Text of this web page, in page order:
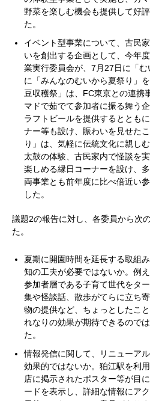
野菜を楽しむ機会も提供して好
た。
イベント型事業について、古民
いを創出する企画として、今年
業実行委員会が、7月27日に「
に「みんなのむいから夏祭り」
豆収穫祭」は、FC東京との連携
マドで茹でて参加者に振る舞う
ラフトビールを提供するととも
ナー等も設け、賑わいを見せた
り」は、気軽に伝統文化に親し
太鼓の体験、古民家内で怪談を
楽しめる縁日コーナーを設け、
両事業とも前年度に比べ倍近い
した。
議題2の報告に対し、各委員から次
た。
夏期に開園時間を延長する取組
知の工夫が必要ではないか。例
参加者層である子育て世代をタ
集や怪談話、散歩がてらに立ち
物の提供など、ちょっとしたこ
れなりの効果が期待できるので
た。
情報発信に関して、リニューア
効果的ではないか。狛江駅を利
店に掲示されたポスター等が目
ードを表示し、詳細な情報にア